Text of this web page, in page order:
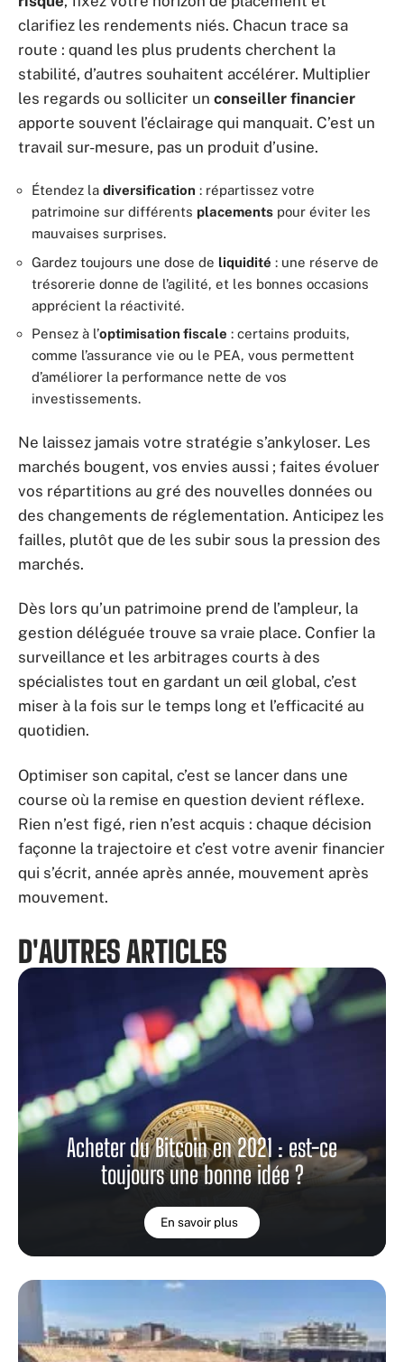
clarifiez les rendements niés. Chacun trace sa
route : quand les plus prudents cherchent la
stabilité, d’autres souhaitent accélérer. Multiplier
les regards ou solliciter un conseiller financier
apporte souvent l’éclairage qui manquait. C’est un
travail sur-mesure, pas un produit d’usine.
Étendez la diversification : répartissez votre
patrimoine sur différents placements pour éviter les
mauvaises surprises.
Gardez toujours une dose de liquidité : une réserve de
trésorerie donne de l’agilité, et les bonnes occasions
apprécient la réactivité.
Pensez à l’optimisation fiscale : certains produits,
comme l’assurance vie ou le PEA, vous permettent
d’améliorer la performance nette de vos
investissements.
Ne laissez jamais votre stratégie s’ankyloser. Les
marchés bougent, vos envies aussi ; faites évoluer
vos répartitions au gré des nouvelles données ou
des changements de réglementation. Anticipez les
failles, plutôt que de les subir sous la pression des
marchés.
Dès lors qu’un patrimoine prend de l’ampleur, la
gestion déléguée trouve sa vraie place. Confier la
surveillance et les arbitrages courts à des
spécialistes tout en gardant un œil global, c’est
miser à la fois sur le temps long et l’efficacité au
quotidien.
Optimiser son capital, c’est se lancer dans une
course où la remise en question devient réflexe.
Rien n’est figé, rien n’est acquis : chaque décision
façonne la trajectoire et c’est votre avenir financier
qui s’écrit, année après année, mouvement après
mouvement.
D'AUTRES ARTICLES
Acheter du Bitcoin en 2021 : est-ce
toujours une bonne idée ?
En savoir plus